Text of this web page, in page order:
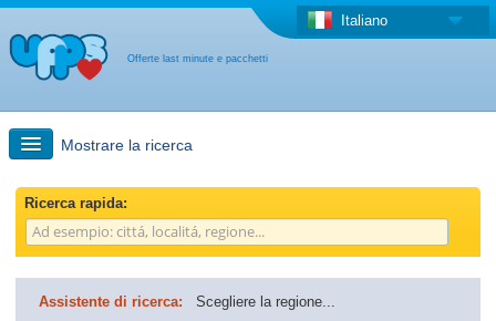
Offerte last minute e pacchetti
Italiano
Mostrare la ricerca
Ricerca rapida
Viaggi: Ricerca con la mappa
Ricerca rapida:
Assistente di ricerca: Scegliere la regione...